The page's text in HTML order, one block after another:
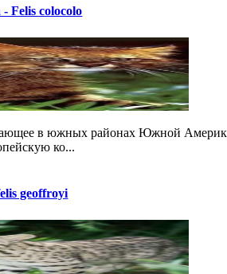
Felis colocolo
в южных районах Южной
ко...
geoffroyi